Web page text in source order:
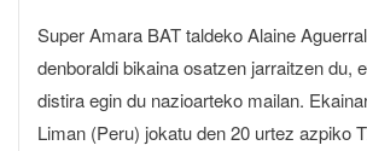
Super Amara BAT taldeko Alaine
denboraldi bikaina osatzen jarraitzen du,
distira egin du nazioarteko mailan.
Liman (Peru) jokatu den 20 urtez azpiko